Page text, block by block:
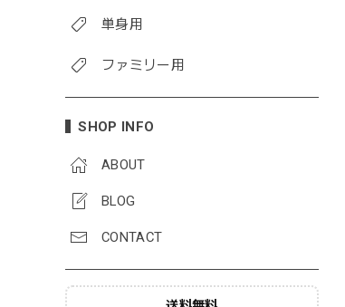
単身用
ファミリー用
SHOP INFO
ABOUT
BLOG
CONTACT